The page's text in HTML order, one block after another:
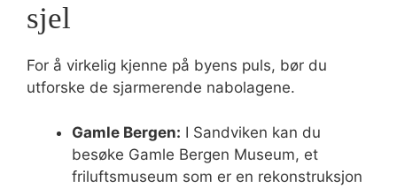
sjel
For å virkelig kjenne på byens puls, bør du
utforske de sjarmerende nabolagene.
Gamle Bergen: I Sandviken kan du
besøke Gamle Bergen Museum, et
friluftsmuseum som er en rekonstruksjon